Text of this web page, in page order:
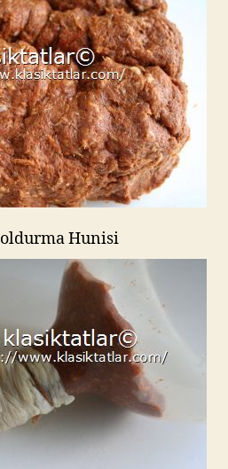
Hunisi